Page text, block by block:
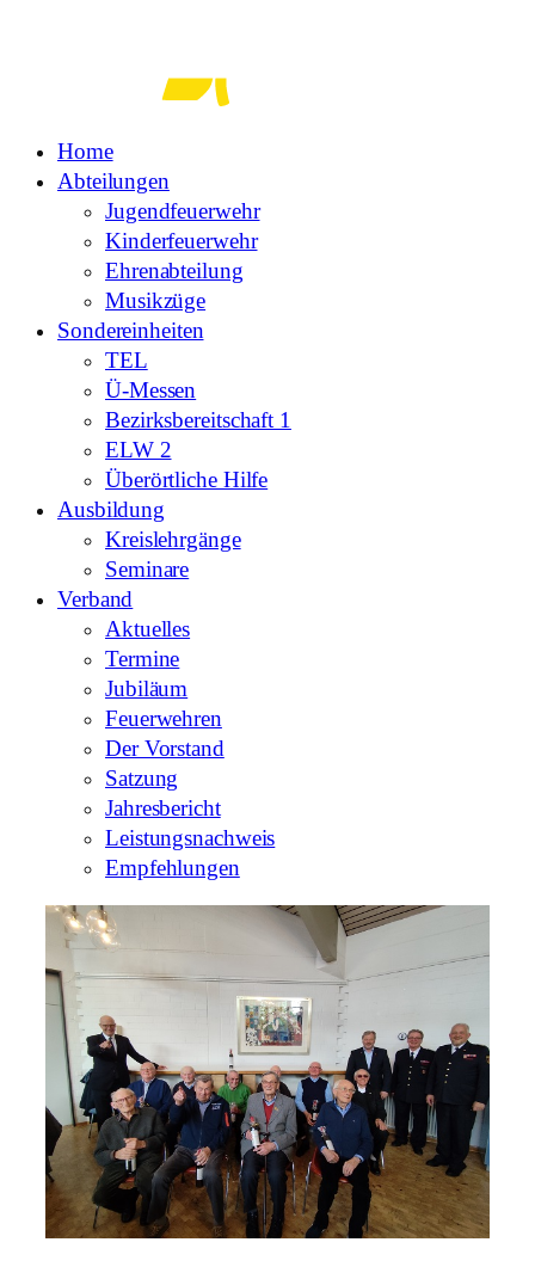
Home
Abteilungen
Jugendfeuerwehr
Kinderfeuerwehr
Ehrenabteilung
Musikzüge
Sondereinheiten
TEL
Ü-Messen
Bezirksbereitschaft 1
ELW 2
Überörtliche Hilfe
Ausbildung
Kreislehrgänge
Seminare
Verband
Aktuelles
Termine
Jubiläum
Feuerwehren
Der Vorstand
Satzung
Jahresbericht
Leistungsnachweis
Empfehlungen